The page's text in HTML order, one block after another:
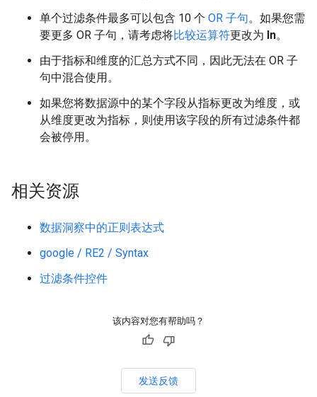
单个过滤条件最多可以包含 10 个 OR 子句。如果您需
要更多 OR 子句，请考虑将比较运算符更改为 In。
由于指标和维度的汇总方式不同，因此无法在 OR 子
句中混合使用。
如果您将数据源中的某个字段从指标更改为维度，或
从维度更改为指标，则使用该字段的所有过滤条件都
会被停用。
相关资源
数据洞察中的正则表达式
google / RE2 / Syntax
过滤条件控件
该内容对您有帮助吗？
发送反馈